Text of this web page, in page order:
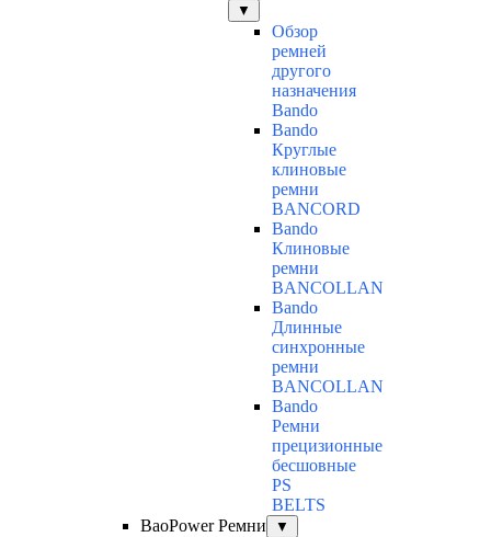
▼
Обзор
ремней
другого
назначения
Bando
Bando
Круглые
клиновые
ремни
BANCORD
Bando
Клиновые
ремни
BANCOLLAN
Bando
Длинные
синхронные
ремни
BANCOLLAN
Bando
Ремни
прецизионные
бесшовные
PS
BELTS
BaoPower Ремни
▼